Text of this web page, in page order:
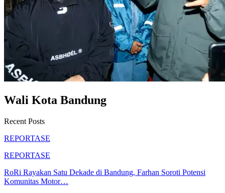
Wali Kota Bandung
Recent Posts
REPORTASE
REPORTASE
RoRi Rayakan Satu Dekade di Bandung, Farhan Soroti Potensi
Komunitas Motor…